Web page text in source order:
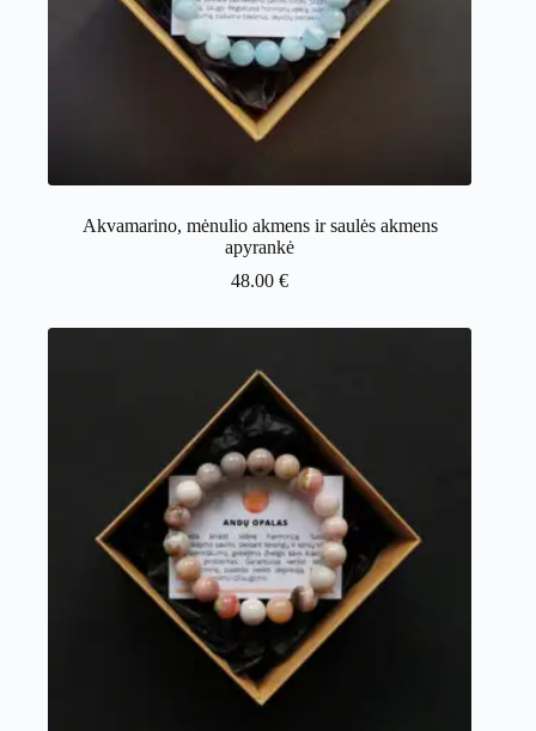
Akvamarino, mėnulio akmens ir saulės akmens
apyrankė
48.00€